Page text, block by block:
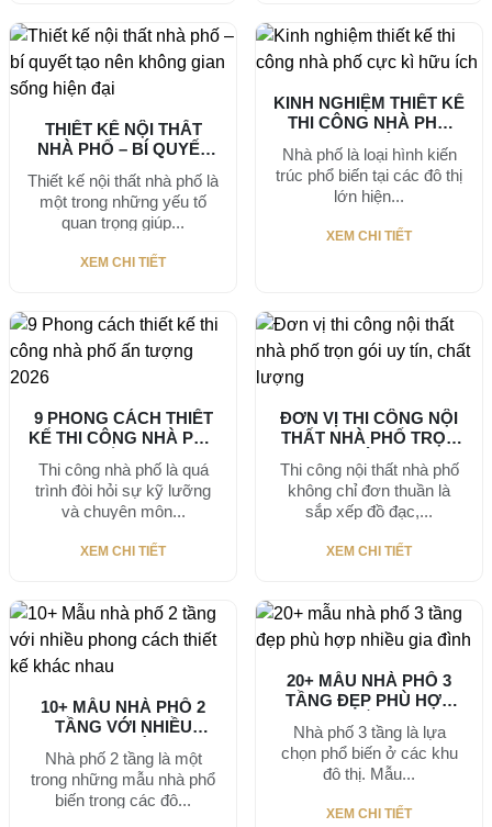
THIẾT KẾ NỘI THẤT
NHÀ PHỐ – BÍ QUYẾT
TẠO...
Thiết kế nội thất nhà phố là
một trong những yếu tố
quan trọng giúp...
XEM CHI TIẾT
KINH NGHIỆM THIẾT KẾ
THI CÔNG NHÀ PHỐ
CỰC KÌ...
Nhà phố là loại hình kiến
trúc phổ biến tại các đô thị
lớn hiện...
XEM CHI TIẾT
9 PHONG CÁCH THIẾT
KẾ THI CÔNG NHÀ PHỐ
Thi công nhà phố là quá
trình đòi hỏi sự kỹ lưỡng
và chuyên môn...
XEM CHI TIẾT
ĐƠN VỊ THI CÔNG NỘI
THẤT NHÀ PHỐ TRỌN
Thi công nội thất nhà phố
không chỉ đơn thuần là
sắp xếp đồ đạc,...
XEM CHI TIẾT
10+ MẪU NHÀ PHỐ 2
TẦNG VỚI NHIỀU
PHONG CÁCH...
Nhà phố 2 tầng là một
trong những mẫu nhà phổ
biến trong các đô...
20+ MẪU NHÀ PHỐ 3
TẦNG ĐẸP PHÙ HỢP
NHIỀU...
Nhà phố 3 tầng là lựa
chọn phổ biến ở các khu
đô thị. Mẫu...
XEM CHI TIẾT